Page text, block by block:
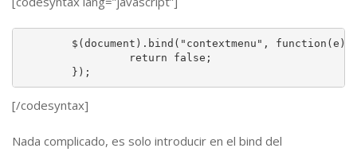
	});
[/codesyntax]
Nada complicado, es solo introducir en el bind del